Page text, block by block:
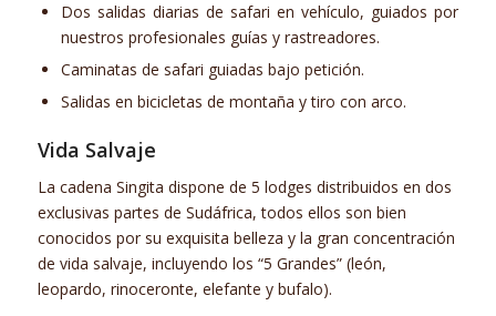
Dos salidas diarias de safari en vehículo, guiados por
nuestros profesionales guías y rastreadores.
Caminatas de safari guiadas bajo petición.
Salidas en bicicletas de montaña y tiro con arco.
Vida Salvaje
La cadena Singita dispone de 5 lodges distribuidos en dos
exclusivas partes de Sudáfrica, todos ellos son bien
conocidos por su exquisita belleza y la gran concentración
de vida salvaje, incluyendo los “5 Grandes” (león,
leopardo, rinoceronte, elefante y bufalo).